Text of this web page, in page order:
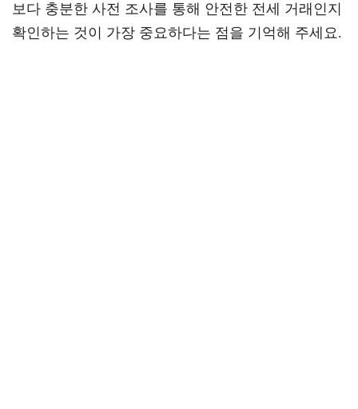
보다 충분한 사전 조사를 통해 안전한 전세 거래인지
확인하는 것이 가장 중요하다는 점을 기억해 주세요.